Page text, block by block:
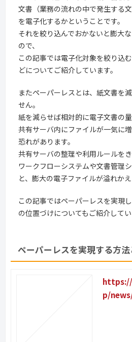
文書（業務の流れの中で発生する
を電子化するかということです。
それを絞り込んでおかないと膨大
ので、
この記事では電子化対象を絞り込
どについてご紹介しています。
またペーパーレスとは、紙文書を
せん。
紙を減らせば相対的に電子文書の量
共有サーバ内にファイルが一気に
恐れがあります。
共有サーバの整理や利用ルールを
ワークフローシステムや文書管理
と、膨大の電子ファイルが溢れかえ
この記事ではペーパーレスを実現
の位置づけについてもご紹介してい
ペーパーレスを実現する方
https://
p/